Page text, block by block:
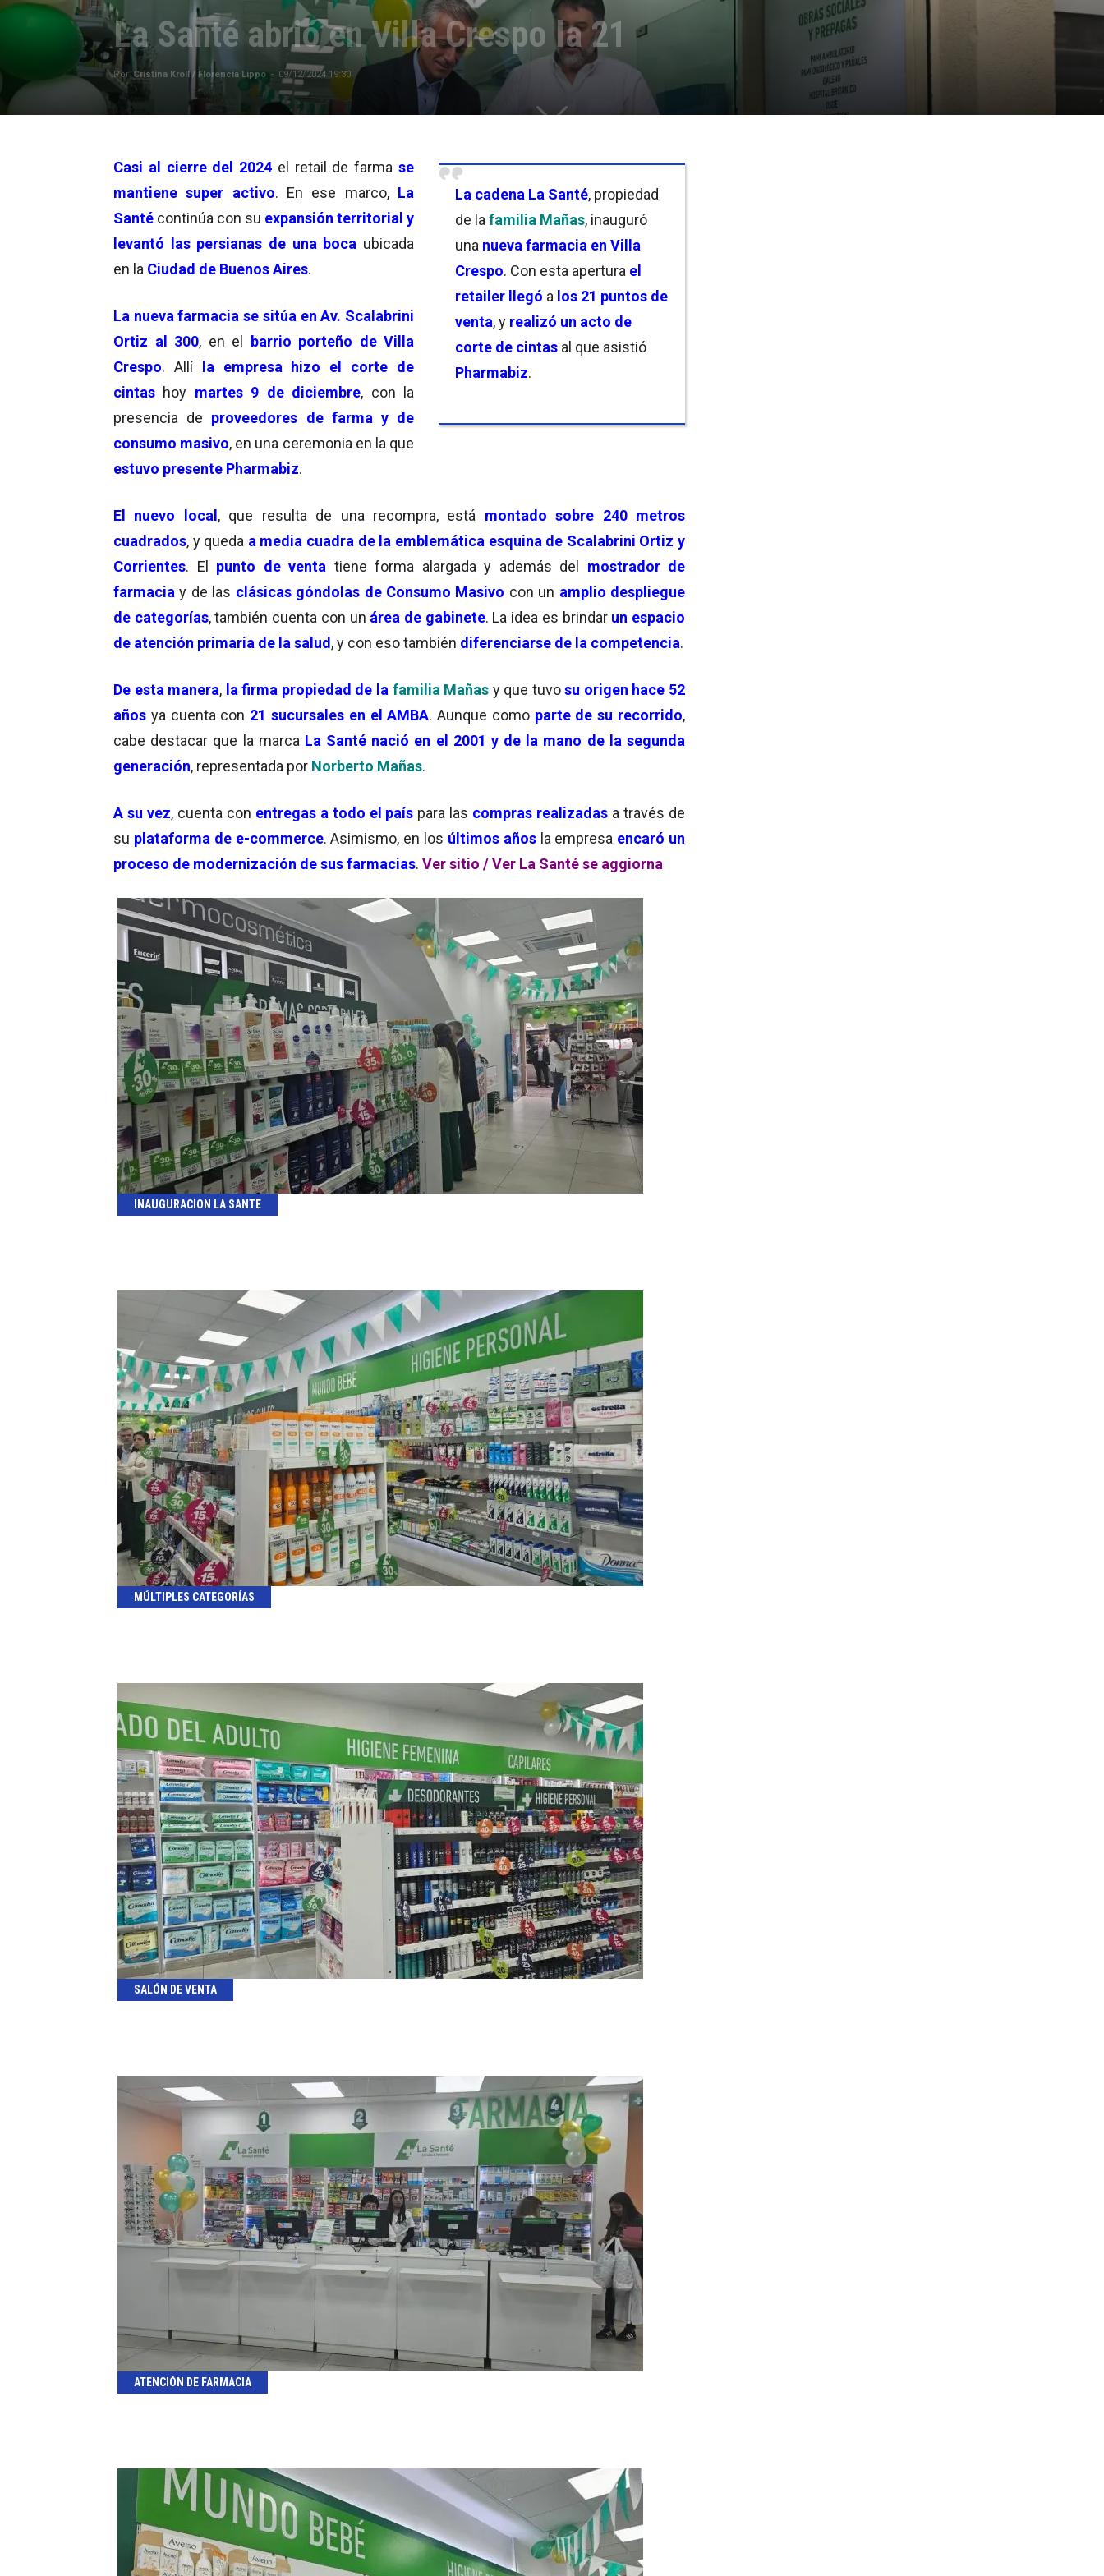
La Santé abrió en Villa Crespo la 21
Por Cristina Kroll / Florencia Lippo - 09/12/2024 19:30
La cadena La Santé, propiedad
de la familia Mañas, inauguró
una nueva farmacia en Villa
Crespo. Con esta apertura el
retailer llegó a los 21 puntos de
venta, y realizó un acto de
corte de cintas al que asistió
Pharmabiz.
Casi al cierre del 2024 el retail de farmase
mantiene super activo. En ese marco, La
Santé continúa con su expansión territorial y
levantó las persianas de una boca ubicada
en la Ciudad de Buenos Aires.
La nueva farmacia se sitúa en Av. Scalabrini
Ortiz al 300, en el barrio porteño de Villa
Crespo. Allí la empresa hizo el corte de
cintas hoy martes 9 de diciembre, con la
presencia de proveedores de farma y de
consumo masivo, en una ceremonia en la que
estuvo presente Pharmabiz.
El nuevo local, que resulta de una recompra, está montado sobre 240 metros
cuadrados, y queda a media cuadra de la emblemática esquina de Scalabrini Ortiz y
Corrientes. El punto de venta tiene forma alargada y además del mostrador de
farmacia y de las clásicas góndolas de Consumo Masivo con un amplio despliegue
de categorías, también cuenta con un área de gabinete. La idea es brindarun espacio
de atención primaria de la salud, y con eso también diferenciarse de la competencia.
De esta manera, la firma propiedad de la familia Mañas y que tuvosu origen hace 52
años ya cuenta con 21 sucursales en el AMBA. Aunque como parte de su recorrido,
cabe destacar que la marca La Santé nació en el 2001 y de la mano de la segunda
generación, representada por Norberto Mañas.
A su vez, cuenta con entregas a todo el país para las compras realizadas a través de
su plataforma de e-commerce. Asimismo, en los últimos añosla empresa encaró un
proceso de modernización de sus farmacias. Ver sitio /Ver La Santé se aggiorna
INAUGURACION LA SANTE
MÚLTIPLES CATEGORÍAS
SALÓN DE VENTA
ATENCIÓN DE FARMACIA